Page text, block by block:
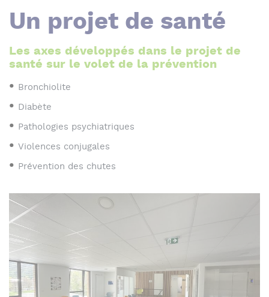
Previous
Next
Un projet de santé
Les axes développés dans le projet de
santé sur le volet de la prévention
Bronchiolite
Diabète
Pathologies psychiatriques
Violences conjugales
Prévention des chutes